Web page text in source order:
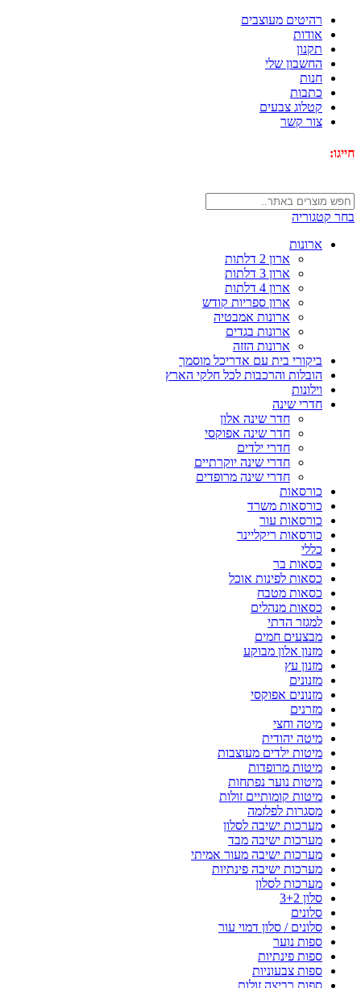
רהיטים מעוצבים
אודות
תקנון
החשבון שלי
חנות
כתבות
קטלוג צבעים
צור קשר
חייגו:
בחר קטגוריה
ארונות
ארון 2 דלתות
ארון 3 דלתות
ארון 4 דלתות
ארון ספריות קודש
ארונות אמבטיה
ארונות בגדים
ארונות הזזה
ביקורי בית עם אדריכל מוסמך
הובלות והרכבות לכל חלקי הארץ
וילונות
חדרי שינה
חדר שינה אלון
חדר שינה אפוקסי
חדרי ילדים
חדרי שינה יוקרתיים
חדרי שינה מרופדים
כורסאות
כורסאות משרד
כורסאות עור
כורסאות ריקליינר
כללי
כסאות בר
כסאות לפינות אוכל
כסאות מטבח
כסאות מנהלים
למגזר הדתי
מבצעים חמים
מזנון אלון מבוקע
מזנון עץ
מזנונים
מזנונים אפוקסי
מזרנים
מיטה וחצי
מיטה יהודית
מיטות ילדים מעוצבות
מיטות מרופדות
מיטות נוער נפתחות
מיטות קומותיים זולות
מסגרות לפלזמה
מערכות ישיבה לסלון
מערכות ישיבה מבד
מערכות ישיבה מעור אמיתי
מערכות ישיבה פינתיות
מערכות לסלון
סלון 3+2
סלונים
סלונים / סלון דמוי עור
ספות נוער
ספות פינתיות
ספות צבעוניות
ספות רביצה זולות